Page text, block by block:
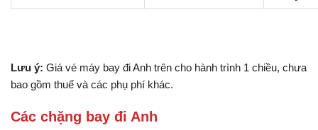
Lưu ý: Giá vé máy bay đi Anh trên cho hành trình 1 chiều, chưa
bao gồm thuế và các phụ phí khác.
Các chặng bay đi Anh